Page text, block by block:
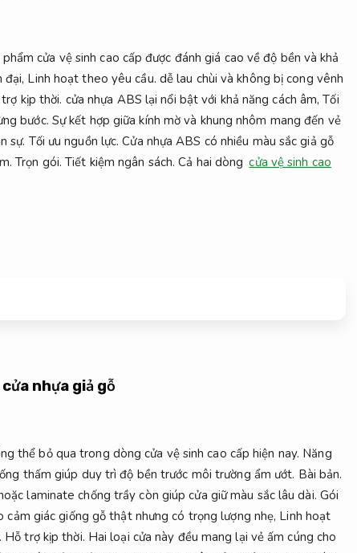
cửa vệ sinh cao cấp được đánh giá cao về độ bền và khả
đại, Linh hoạt theo yêu cầu. dễ lau chùi và không bị cong vênh
kịp thời. cửa nhựa ABS lại nổi bật với khả năng cách âm,Tối
bước. Sự kết hợp giữa kính mờ và khung nhôm mang đến vẻ
sự. Tối ưu nguồn lực. Cửa nhựa ABS có nhiều màu sắc giả gỗ
Trọn gói. Tiết kiệm ngân sách. Cả hai dòng cửa vệ sinh cao
nhựa giả gỗ
thể bỏ qua trong dòng cửa vệ sinh cao cấp hiện nay. Năng
thấm giúp duy trì độ bền trước môi trường ẩm ướt. Bài bản.
laminate chống trầy còn giúp cửa giữ màu sắc lâu dài. Gói
cảm giác giống gỗ thật nhưng có trọng lượng nhẹ, Linh hoạt
Hỗ trợ kịp thời. Hai loại cửa này đều mang lại vẻ ấm cúng cho